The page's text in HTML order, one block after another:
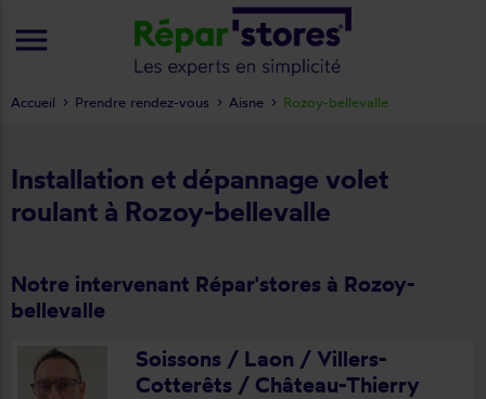
Installation et dépannage volet
roulant à Rozoy-bellevalle
Notre intervenant Répar'stores à Rozoy-
bellevalle
Soissons / Laon / Villers-
Cotterêts / Château-Thierry
Accueil Prendre rendez-vous Aisne Rozoy-bellevalle
menu